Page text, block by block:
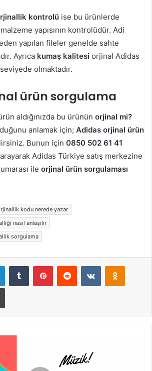
kontrolü ise bu ürünlerde
yapısının kontrolüdür. Adi
yapılan fileler genelde sahte
Ayrıca kumaş kalitesi orjinal Adidas
olmaktadır.
ürün sorgulama
aldığınızda bu ürünün orjinal mi?
anlamak için; Adidas orjinal ürün
Bunun için 0850 502 61 41
Adidas Türkiye satış merkezine
ile orjinal ürün sorgulaması
kodu nerede yazar
nasıl anlaşılır
sorgulama
LinkedInTumblr PinterestReddit VKontakte
Yazdır